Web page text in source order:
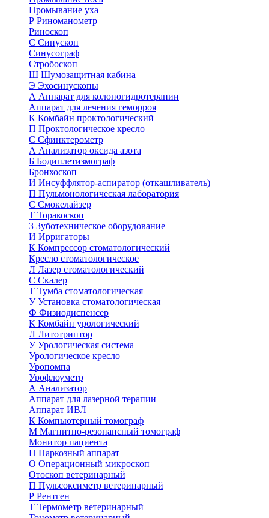
Промывание уха
Р Риноманометр
Риноскоп
С Синускоп
Синусограф
Стробоскоп
Ш Шумозащитная кабина
Э Эхосинускопы
А Аппарат для колоногидротерапии
Аппарат для лечения геморроя
К Комбайн проктологический
П Проктологическое кресло
С Сфинктерометр
А Анализатор оксида азота
Б Бодиплетизмограф
Бронхоскоп
И Инсуффлятор-аспиратор (откашливатель)
П Пульмонологическая лаборатория
С Смокелайзер
Т Торакоскоп
З Зуботехническое оборудование
И Ирригаторы
К Компрессор стоматологический
Кресло стоматологическое
Л Лазер стоматологический
С Скалер
Т Тумба стоматологическая
УУстановка стоматологическая
Ф Физиодиспенсер
К Комбайн урологический
Л Литотриптор
УУрологическая система
Урологическое кресло
Уропомпа
Урофлоуметр
А Анализатор
Аппарат для лазерной терапии
Аппарат ИВЛ
К Компьютерный томограф
М Магнитно-резонансный томограф
Монитор пациента
Н Наркозный аппарат
О Операционный микроскоп
Отоскоп ветеринарный
П Пульсоксиметр ветеринарный
Р Рентген
Т Термометр ветеринарный